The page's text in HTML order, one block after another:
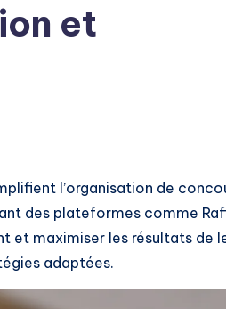
et
l’organisation de
des plateformes comme
et maximiser les résultats de
adaptées.